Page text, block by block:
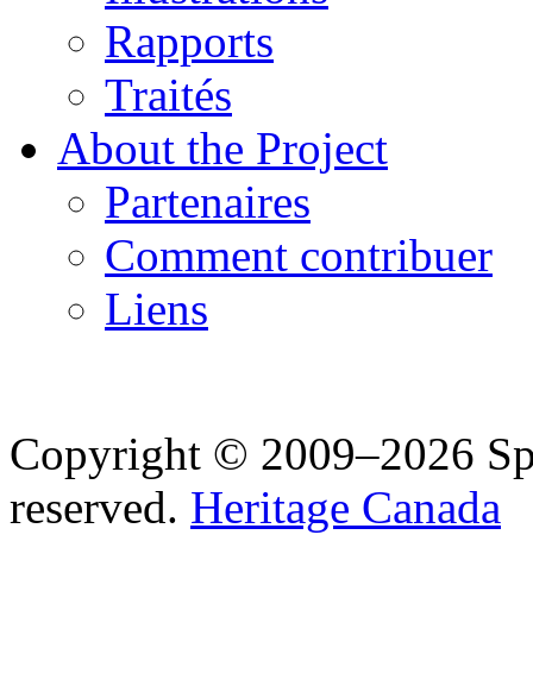
Rapports
Traités
About the Project
Partenaires
Comment contribuer
Liens
Copyright © 2009–2026
reserved. Heritage Canada